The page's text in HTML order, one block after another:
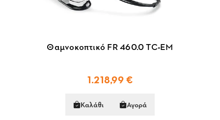
Θαμνοκοπτικό FR 460.0 TC-EM
1.218,99 €
Καλάθι Αγορά